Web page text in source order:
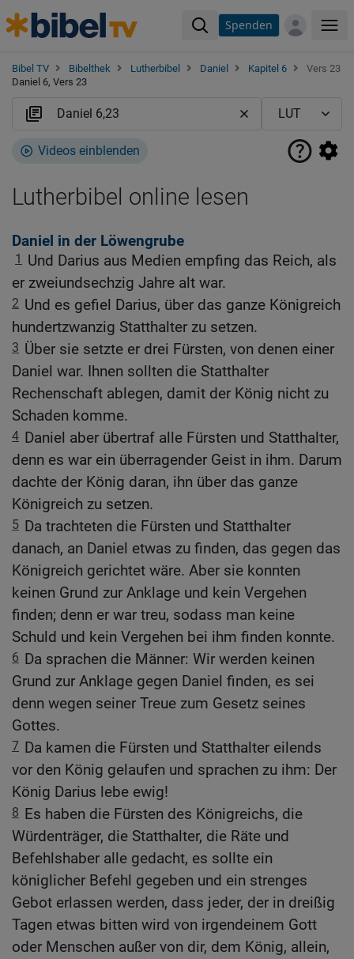
Spenden
Bibel TV Bibelthek Lutherbibel Daniel Kapitel 6
Vers 23
Daniel 6, Vers 23
Videos einblenden
Lutherbibel online lesen
Daniel in der Löwengrube
1
Und Darius aus Medien empfing das Reich, als
er zweiundsechzig Jahre alt war.
2 Und es gefiel Darius, über das ganze Königreich
hundertzwanzig Statthalter zu setzen.
3 Über sie setzte er drei Fürsten, von denen einer
Daniel war. Ihnen sollten die Statthalter
Rechenschaft ablegen, damit der König nicht zu
Schaden komme.
4 Daniel aber übertraf alle Fürsten und Statthalter,
denn es war ein überragender Geist in ihm. Darum
dachte der König daran, ihn über das ganze
Königreich zu setzen.
5 Da trachteten die Fürsten und Statthalter
danach, an Daniel etwas zu finden, das gegen das
Königreich gerichtet wäre. Aber sie konnten
keinen Grund zur Anklage und kein Vergehen
finden; denn er war treu, sodass man keine
Schuld und kein Vergehen bei ihm finden konnte.
6 Da sprachen die Männer: Wir werden keinen
Grund zur Anklage gegen Daniel finden, es sei
denn wegen seiner Treue zum Gesetz seines
Gottes.
7 Da kamen die Fürsten und Statthalter eilends
vor den König gelaufen und sprachen zu ihm: Der
König Darius lebe ewig!
8 Es haben die Fürsten des Königreichs, die
Würdenträger, die Statthalter, die Räte und
Befehlshaber alle gedacht, es sollte ein
königlicher Befehl gegeben und ein strenges
Gebot erlassen werden, dass jeder, der in dreißig
Tagen etwas bitten wird von irgendeinem Gott
oder Menschen außer von dir, dem König, allein,